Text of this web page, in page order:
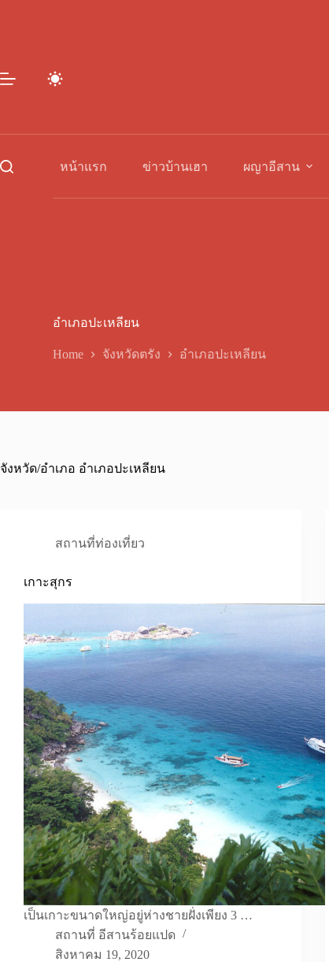
หน้าแรก ข่าวบ้านเฮา ผญาอีสาน
อำเภอปะเหลียน
Home จังหวัดตรัง อำเภอปะเหลียน
จังหวัด/อำเภอ อำเภอปะเหลียน
สถานที่ท่องเที่ยว
เกาะสุกร
เป็นเกาะขนาดใหญ่อยู่ห่างชายฝั่งเพียง 3 …
สถานที่ อีสานร้อยแปด
สิงหาคม 19, 2020